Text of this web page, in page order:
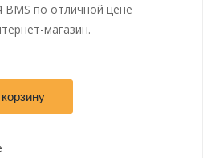
по отличной цене
магазин.